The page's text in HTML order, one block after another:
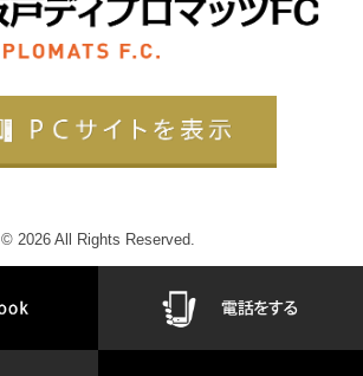
© 2026 All Rights Reserved.